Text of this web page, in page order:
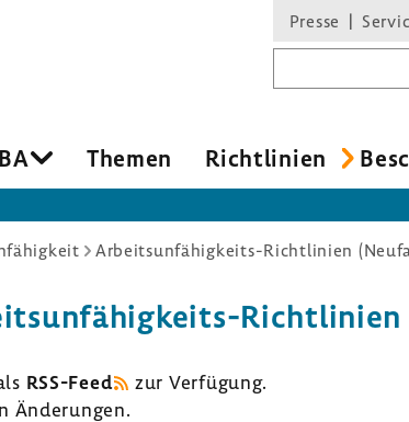
Presse
Themen Richt­li­nien
​Richtlinien
RSS-​Feed
zur Verfü­gung.
Ände­rungen.